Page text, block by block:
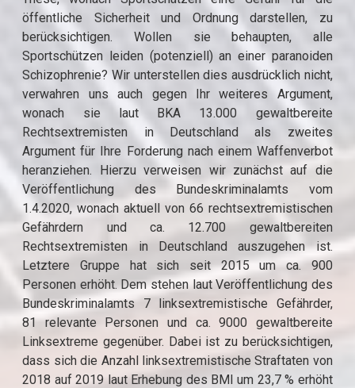
öffentliche Sicherheit und Ordnung darstellen, zu
berücksichtigen. Wollen sie behaupten, alle
Sportschützen leiden (potenziell) an einer paranoiden
Schizophrenie? Wir unterstellen dies ausdrücklich nicht,
verwahren uns auch gegen Ihr weiteres Argument,
wonach sie laut BKA 13.000 gewaltbereite
Rechtsextremisten in Deutschland als zweites
Argument für Ihre Forderung nach einem Waffenverbot
heranziehen. Hierzu verweisen wir zunächst auf die
Veröffentlichung des Bundeskriminalamts vom
1.4.2020, wonach aktuell von 66 rechtsextremistischen
Gefährdern und ca. 12.700 gewaltbereiten
Rechtsextremisten in Deutschland auszugehen ist.
Letztere Gruppe hat sich seit 2015 um ca. 900
Personen erhöht. Dem stehen laut Veröffentlichung des
Bundeskriminalamts 7 linksextremistische Gefährder,
81 relevante Personen und ca. 9000 gewaltbereite
Linksextreme gegenüber. Dabei ist zu berücksichtigen,
dass sich die Anzahl linksextremistische Straftaten von
2018 auf 2019 laut Erhebung des BMI um 23,7 % erhöht